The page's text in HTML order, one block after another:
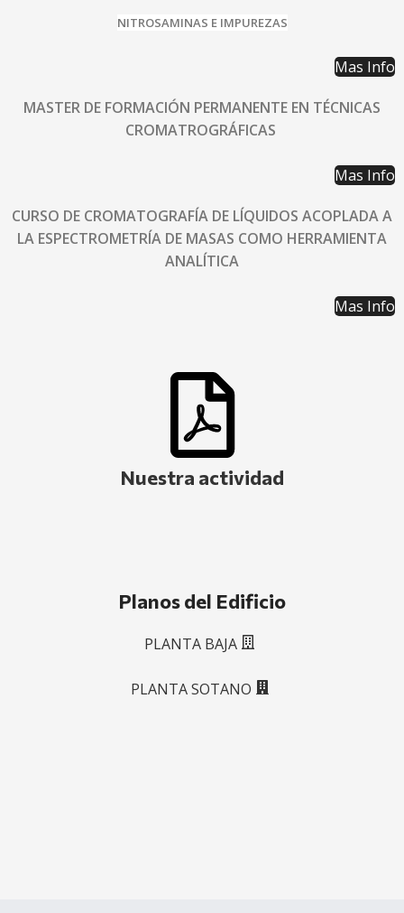
NITROSAMINAS E IMPUREZAS
Mas Info
MASTER DE FORMACIÓN PERMANENTE EN TÉCNICAS
CROMATROGRÁFICAS
Mas Info
CURSO DE CROMATOGRAFÍA DE LÍQUIDOS ACOPLADA A
LA ESPECTROMETRÍA DE MASAS COMO HERRAMIENTA
ANALÍTICA
Mas Info
Nuestra actividad​
Planos del Edificio
PLANTA BAJA
PLANTA SOTANO